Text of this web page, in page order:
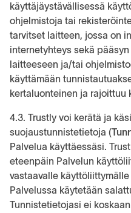
käyttäjäystävällisessä
ohjelmistoja tai
tarvitset laitteen, jossa on
internetyhteys sekä
laitteeseen ja/tai
käyttämään
kertaluonteinen ja rajoittuu
4.3. Trustly voi kerätä ja
suojaustunnistetietoja (
Palvelua käyttäessäsi.
eteenpäin Palvelun
vastaavalle
Palvelussa käytetään
Tunnistetietojasi ei